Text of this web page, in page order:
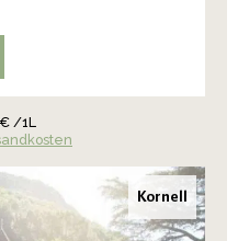
/1L
Kornell